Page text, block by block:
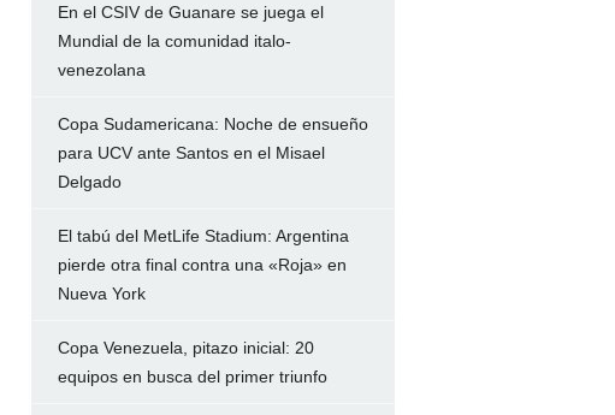
En el CSIV de Guanare se juega el
Mundial de la comunidad italo-
venezolana
Copa Sudamericana: Noche de ensueño
para UCV ante Santos en el Misael
Delgado
El tabú del MetLife Stadium: Argentina
pierde otra final contra una «Roja» en
Nueva York
Copa Venezuela, pitazo inicial: 20
equipos en busca del primer triunfo